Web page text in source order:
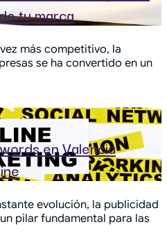
tu marca
más competitivo, la
se ha convertido en un
en Valencia
evolución, la publicidad
pilar fundamental para las